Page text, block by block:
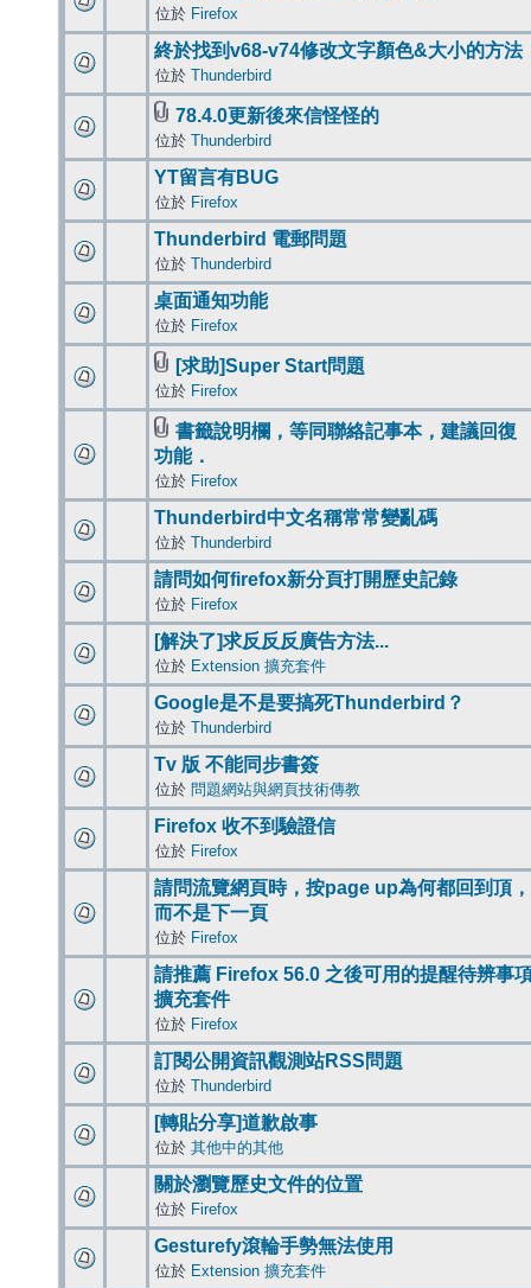
位於 Firefox
終於找到v68-v74修改文字顏色&大小的方法
位於 Thunderbird
78.4.0更新後來信怪怪的
位於 Thunderbird
YT留言有BUG
位於 Firefox
Thunderbird 電郵問題
位於 Thunderbird
桌面通知功能
位於 Firefox
[求助]Super Start問題
位於 Firefox
書籤說明欄，等同聯絡記事本，建議回復
功能．
位於 Firefox
Thunderbird中文名稱常常變亂碼
位於 Thunderbird
請問如何firefox新分頁打開歷史記錄
位於 Firefox
[解決了]求反反反廣告方法...
位於 Extension 擴充套件
Google是不是要搞死Thunderbird？
位於 Thunderbird
Tv 版 不能同步書簽
位於 問題網站與網頁技術傳教
Firefox 收不到驗證信
位於 Firefox
請問流覽網頁時，按page up為何都回到頂，
而不是下一頁
位於 Firefox
請推薦 Firefox 56.0 之後可用的提醒待辨事
擴充套件
位於 Firefox
訂閱公開資訊觀測站RSS問題
位於 Thunderbird
[轉貼分享]道歉啟事
位於 其他中的其他
關於瀏覽歷史文件的位置
位於 Firefox
Gesturefy滾輪手勢無法使用
位於 Extension 擴充套件